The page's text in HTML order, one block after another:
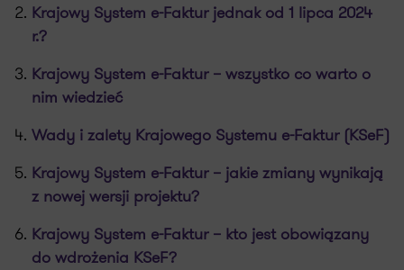
Krajowy System e-Faktur jednak od 1 lipca 2024
r.?
Krajowy System e-Faktur – wszystko co warto o
nim wiedzieć
Wady i zalety Krajowego Systemu e-Faktur (KSeF)
Krajowy System e-Faktur – jakie zmiany wynikają
z nowej wersji projektu?
Krajowy System e-Faktur – kto jest obowiązany
do wdrożenia KSeF?